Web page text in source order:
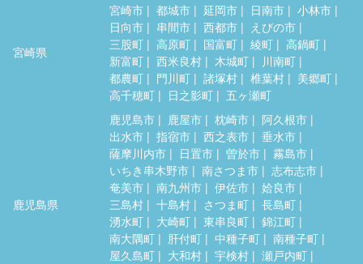
宮崎県
宮崎市 都城市 延岡市 日南市
小林市
日向市
串間市 西都市
えびの市
三股町
高原町 国富町 綾町
高鍋町
新富町
西米良村 木城町
川南町
都農町
門川町 諸塚村 椎葉村
美郷町
高千穂町
日之影町 五ヶ瀬町
鹿児島県
鹿児島市 鹿屋市 枕崎市
阿久根市
出水市
指宿市 西之表市
垂水市
薩摩川内市
日置市 曽於市
霧島市
いちき串木野市
南さつま市
志布志市
奄美市
南九州市 伊佐市
姶良市
三島村
十島村 さつま町
長島町
湧水町
大崎町 東串良町
錦江町
南大隅町
肝付町 中種子町
南種子町
屋久島町
大和村 宇検村
瀬戸内町